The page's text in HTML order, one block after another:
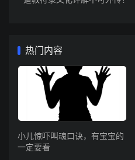
热门内容
小儿惊吓叫魂口诀，有宝宝的
一定要看